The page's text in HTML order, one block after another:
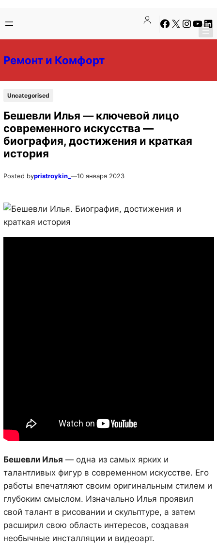
содержимому
содержимому
Facebook
X Instagram
Ремонт и Комфорт
Uncategorised
Бешевли Илья — ключевой лицо
современного искусства —
биография, достижения и краткая
история
Posted bypristroykin_ —10 января 2023
Бешевли Илья — одна из самых ярких и
талантливых фигур в современном искусстве. Его
работы впечатляют своим оригинальным стилем и
глубоким смыслом. Изначально Илья проявил
свой талант в рисовании и скульптуре, а затем
расширил свою область интересов, создавая
необычные инсталляции и видеоарт.